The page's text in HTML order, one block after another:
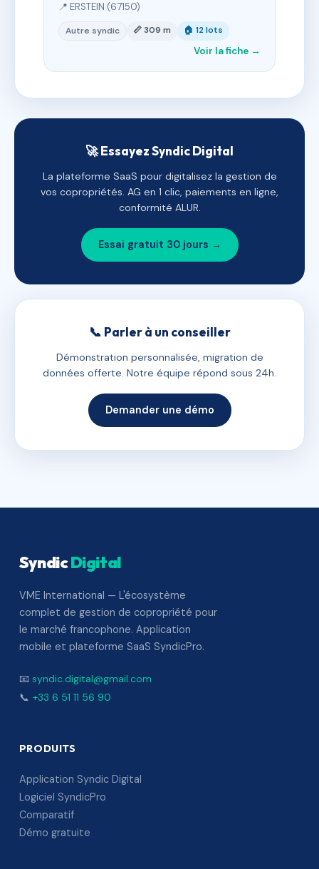
📍 ERSTEIN (67150)
Autre syndic 📏 309 m 🏠 12 lots
Voir la fiche →
🚀 Essayez Syndic Digital
La plateforme SaaS pour digitalisez la gestion de
vos copropriétés. AG en 1 clic, paiements en ligne,
conformité ALUR.
Essai gratuit 30 jours →
📞 Parler à un conseiller
Démonstration personnalisée, migration de
données offerte. Notre équipe répond sous 24h.
Demander une démo
SyndicDigital
VME International — L'écosystème
complet de gestion de copropriété pour
le marché francophone. Application
mobile et plateforme SaaS SyndicPro.
📧 syndic.digital@gmail.com
📞 +33 6 51 11 56 90
PRODUITS
Application Syndic Digital
Logiciel SyndicPro
Comparatif
Démo gratuite